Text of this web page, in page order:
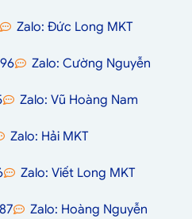
Zalo: Đức Long MKT
Zalo: Cường Nguyễn
Zalo: Vũ Hoàng Nam
Zalo: Hải MKT
Zalo: Viết Long MKT
Zalo: Hoàng Nguyễn